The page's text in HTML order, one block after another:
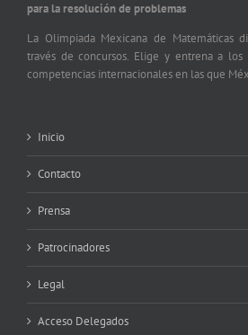
para la resolución de problemas
La Olimpiada Mexicana de Matemáticas
través de concursos. Elige y entrena a los
competencias internacionales en las que
Inicio
Contacto
Prensa
Patrocinadores
Legal
Acceso Delegados